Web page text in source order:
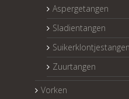
Aspergetangen
Sladientangen
Zuurtangen
Vorken